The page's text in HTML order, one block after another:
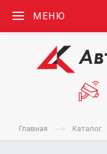
МЕНЮ
Главная Каталог